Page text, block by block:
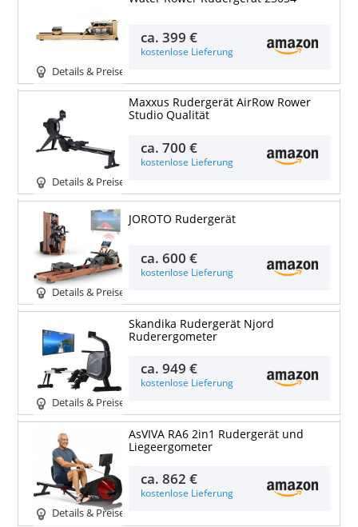
Details & Preise
ca.399 €
kostenlose Lieferung
Details & Preise
Maxxus Rudergerät AirRow Rower
Studio Qualität
ca.700 €
kostenlose Lieferung
Details & Preise
JOROTO Rudergerät
ca.600 €
kostenlose Lieferung
Details & Preise
Skandika Rudergerät Njord
Ruderergometer
ca.949 €
kostenlose Lieferung
Details & Preise
AsVIVA RA6 2in1 Rudergerät und
Liegeergometer
ca.862 €
kostenlose Lieferung